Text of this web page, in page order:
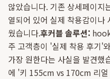
않았습니다. 기존 상세페이지
열되어 있어 실제 착용감이나
웠습니다.후커블 솔루션:
주 고객층이 '실제 착용 후기'
가장 원한다는 사실을 발견했
에 '키 155cm vs 170cm 리